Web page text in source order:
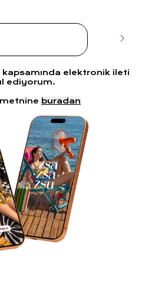
kapsamında elektronik ileti
ediyorum.
buradan